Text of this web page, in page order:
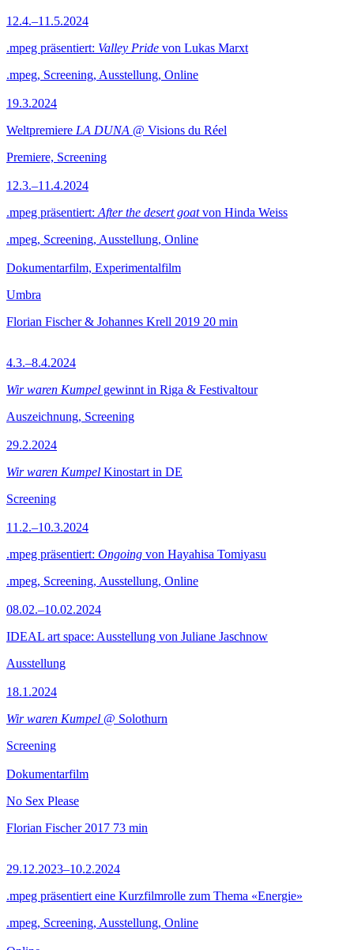
12.4.–11.5.2024
.mpeg präsentiert: Valley Pride von Lukas Marxt
.mpeg, Screening, Ausstellung, Online
19.3.2024
Weltpremiere LA DUNA @ Visions du Réel
Premiere, Screening
12.3.–11.4.2024
.mpeg präsentiert: After the desert goatvon Hinda Weiss
.mpeg, Screening, Ausstellung, Online
Dokumentarfilm, Experimentalfilm
Umbra
Florian Fischer & Johannes Krell 2019 20 min
4.3.–8.4.2024
Wir waren Kumpel gewinnt in Riga & Festivaltour
Auszeichnung, Screening
29.2.2024
Wir waren Kumpel Kinostart in DE
Screening
11.2.–10.3.2024
.mpeg präsentiert: Ongoing von Hayahisa Tomiyasu
.mpeg, Screening, Ausstellung, Online
08.02.–10.02.2024
IDEAL art space: Ausstellung von Juliane Jaschnow
Ausstellung
18.1.2024
Wir waren Kumpel @ Solothurn
Screening
Dokumentarfilm
No Sex Please
Florian Fischer 2017 73 min
29.12.2023–10.2.2024
.mpeg präsentiert eine Kurzfilmrolle zum Thema «Energie»
.mpeg, Screening, Ausstellung, Online